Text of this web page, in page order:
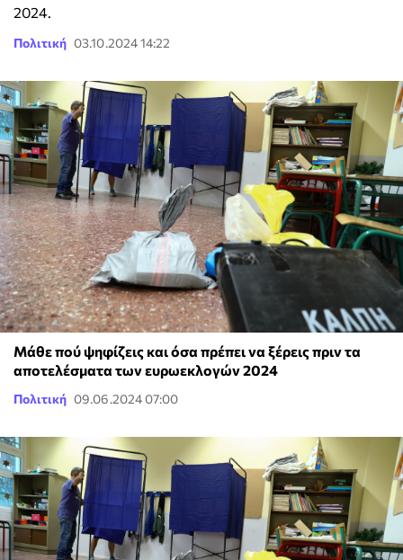
2024.
Πολιτική 03.10.2024 14:22
Μάθε πού ψηφίζεις και όσα πρέπει να ξέρεις πριν τα
αποτελέσματα των ευρωεκλογών 2024
Πολιτική 09.06.2024 07:00